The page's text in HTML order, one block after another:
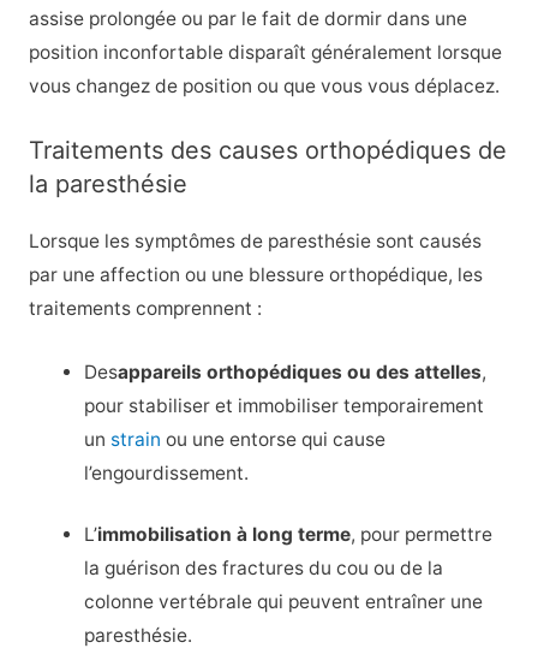
assise prolongée ou par le fait de dormir dans une
position inconfortable disparaît généralement lorsque
vous changez de position ou que vous vous déplacez.
Traitements des causes orthopédiques de
la paresthésie
Lorsque les symptômes de paresthésie sont causés
par une affection ou une blessure orthopédique, les
traitements comprennent :
Desappareils orthopédiques ou des attelles,
pour stabiliser et immobiliser temporairement
un strain ou une entorse qui cause
l’engourdissement.
L’immobilisation à long terme, pour permettre
la guérison des fractures du cou ou de la
colonne vertébrale qui peuvent entraîner une
paresthésie.